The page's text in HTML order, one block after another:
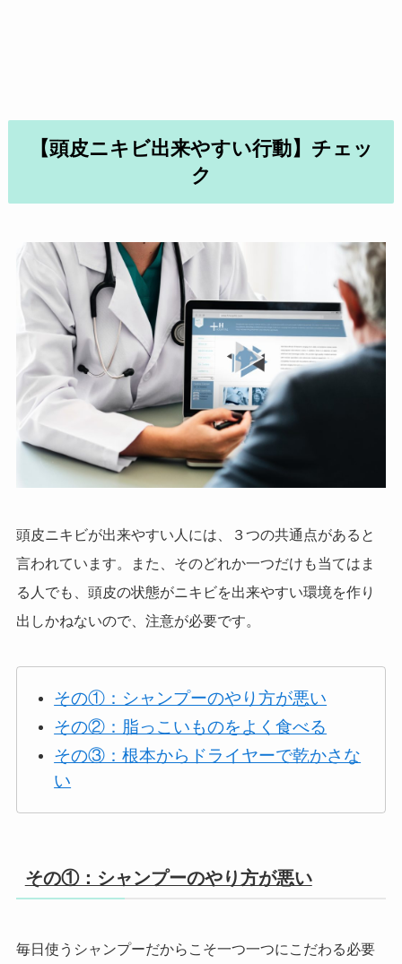
【頭皮ニキビ出来やすい行動】チェッ
ク
頭皮ニキビが出来やすい人には、３つの共通点があると
言われています。また、そのどれか一つだけも当てはま
る人でも、頭皮の状態がニキビを出来やすい環境を作り
出しかねないので、注意が必要です。
その①：シャンプーのやり方が悪い
その②：脂っこいものをよく食べる
その③：根本からドライヤーで乾かさな
い
その①：シャンプーのやり方が悪い
毎日使うシャンプーだからこそ一つ一つにこだわる必要